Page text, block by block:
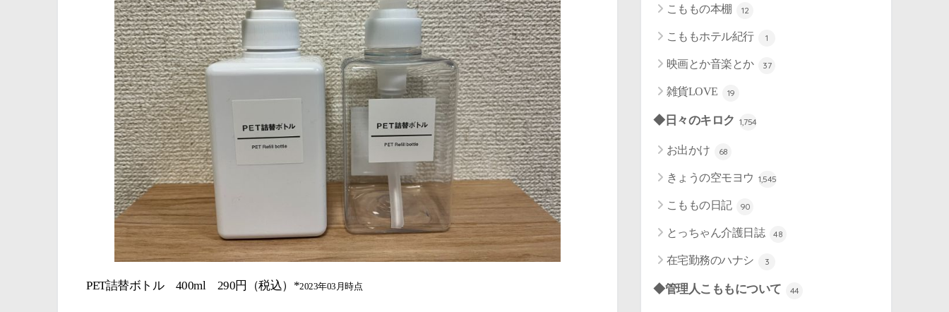
PET詰替ボトル 400ml 290円（税込）*2023年03月時点
こももの本棚 12
こももホテル紀行 1
映画とか音楽とか 37
雑貨LOVE 19
◆日々のキロク 1,754
お出かけ 68
きょうの空モヨウ 1,545
こももの日記 90
とっちゃん介護日誌 48
在宅勤務のハナシ 3
◆管理人こももについて 44